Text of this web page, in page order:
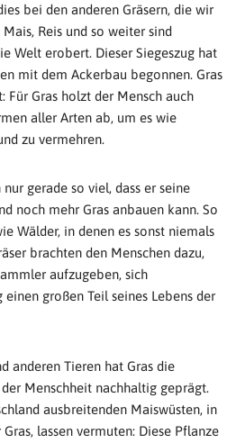
bei den anderen Gräsern, die wir
Reis und so weiter sind
Welt erobert. Dieser Siegeszug hat
mit dem Ackerbau begonnen. Gras
Für Gras holzt der Mensch auch
aller Arten ab, um es wie
zu vermehren.
gerade so viel, dass er seine
noch mehr Gras anbauen kann. So
Wälder, in denen es sonst niemals
brachten den Menschen dazu,
aufzugeben, sich
großen Teil seines Lebens der
anderen Tieren hat Gras die
Menschheit nachhaltig geprägt.
ausbreitenden Maiswüsten, in
lassen vermuten: Diese Pflanze